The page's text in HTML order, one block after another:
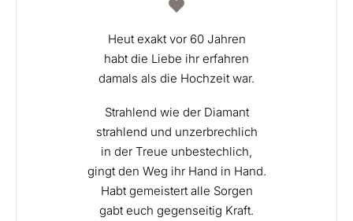
Heut exakt vor 60 Jahren
habt die Liebe ihr erfahren
damals als die Hochzeit war.
Strahlend wie der Diamant
strahlend und unzerbrechlich
in der Treue unbestechlich,
gingt den Weg ihr Hand in Hand.
Habt gemeistert alle Sorgen
gabt euch gegenseitig Kraft.